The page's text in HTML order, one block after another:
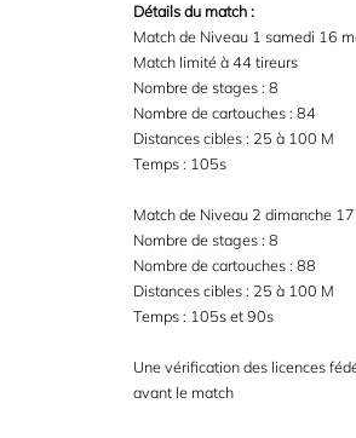
Détails du match :
Match de Niveau 1 samedi 16
Match limité à 44 tireurs
Nombre de stages : 8
Nombre de cartouches : 84
Distances cibles : 25 à 100 M
Temps : 105s
Match de Niveau 2 dimanche
Nombre de stages : 8
Nombre de cartouches : 88
Distances cibles : 25 à 100 M
Temps : 105s et 90s
Une vérification des licences
avant le match